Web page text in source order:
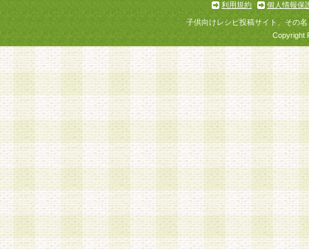
利用規約
個人情報保
子供向けレシピ投稿サイト、その
Copyright